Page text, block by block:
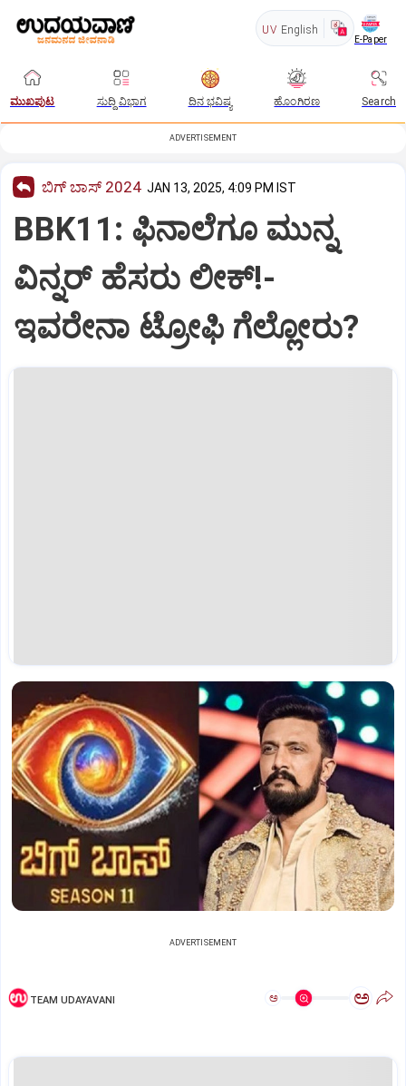
UV English
E-Paper
ಮುಖಪುಟ ಸುದ್ದಿ ವಿಭಾಗ ದಿನ ಭವಿಷ್ಯ ಹೊಂಗಿರಣ Search
ADVERTISEMENT
ಬಿಗ್‌ ಬಾಸ್‌ 2024 JAN 13, 2025, 4:09 PM IST
BBK11: ಫಿನಾಲೆಗೂ ಮುನ್ನ
ವಿನ್ನರ್‌ ಹೆಸರು ಲೀಕ್!-
ಇವರೇನಾ ಟ್ರೋಫಿ ಗೆಲ್ಲೋರು?
ADVERTISEMENT
TEAM UDAYAVANI ಅ ಅ